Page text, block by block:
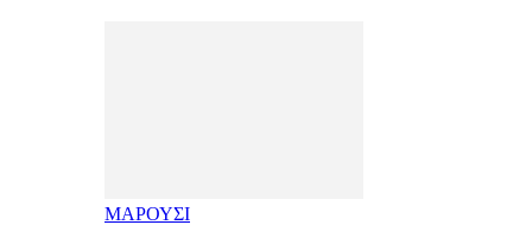
ΜΑΡΟΥΣΙ